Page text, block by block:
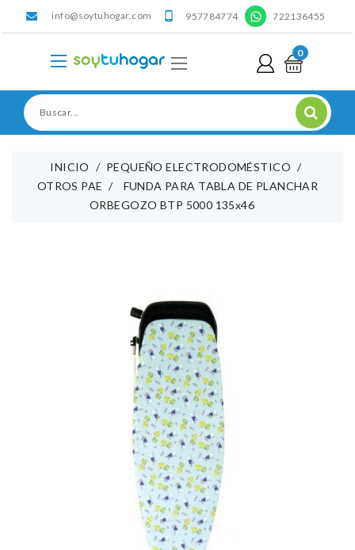
info@soytuhogar.com  957784774 ' 722136455
0
INICIO
PEQUEÑO ELECTRODOMÉSTICO
OTROS PAE
FUNDA PARA TABLA DE PLANCHAR
ORBEGOZO BTP 5000 135x46